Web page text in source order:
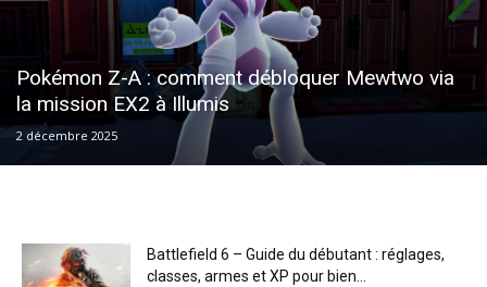
Pokémon Z-A : comment débloquer Mewtwo via
la mission EX2 à Illumis
2 décembre 2025
Battlefield 6 – Guide du débutant : réglages,
classes, armes et XP pour bien...